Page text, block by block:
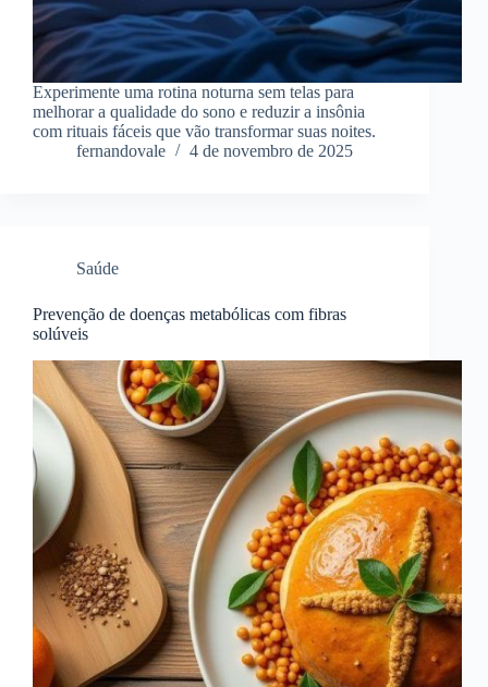
Experimente uma rotina noturna sem telas para
melhorar a qualidade do sono e reduzir a insônia
com rituais fáceis que vão transformar suas noites.
fernandovale
4 de novembro de 2025
Saúde
Prevenção de doenças metabólicas com fibras
solúveis